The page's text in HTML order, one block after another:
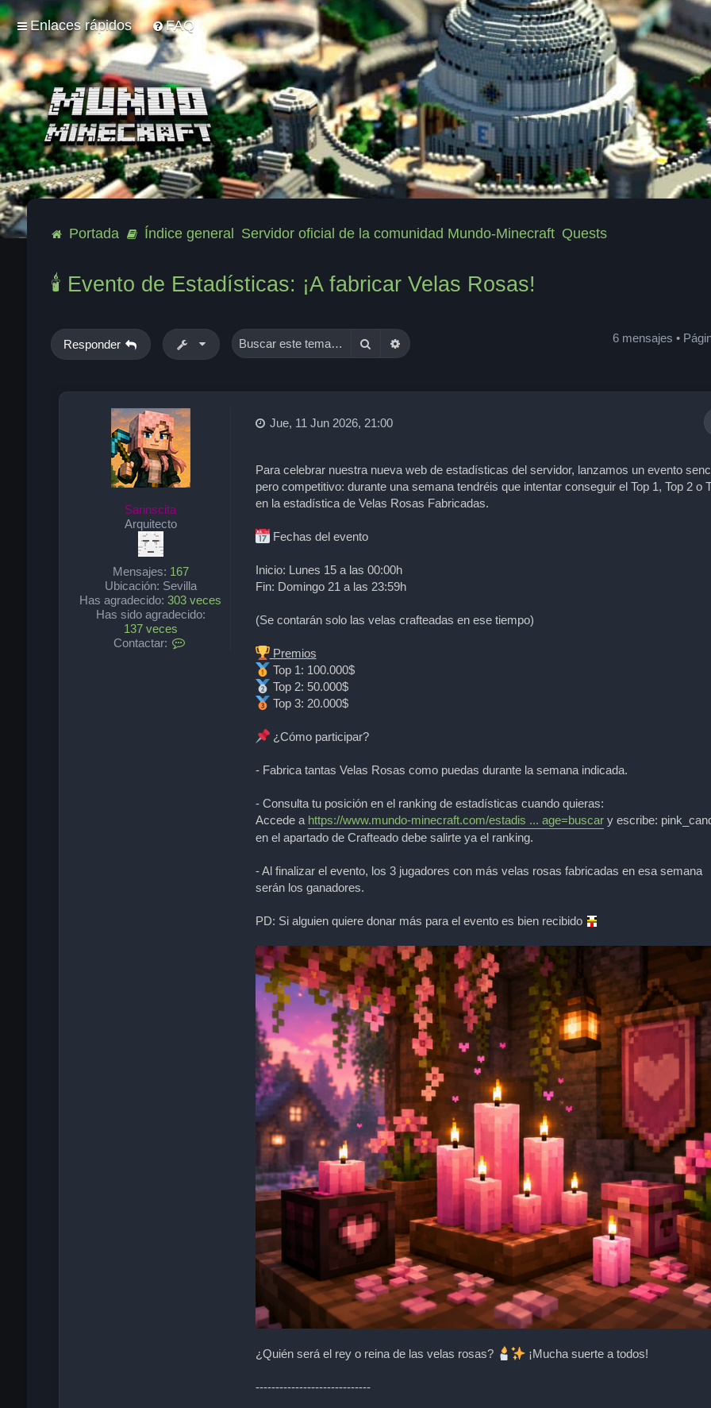
Enlaces rápidos FAQ
Portada Índice general Servidor oficial de la comunidad Mundo-Minecraft Quests
🕯️ Evento de Estadísticas: ¡A fabricar Velas Rosas!
Responder Buscar Búsqueda avanzada 6 mensajes •
Sarinscita
Arquitecto
Mensajes: 167
Ubicación: Sevilla
Has agradecido: 303 veces
Has sido agradecido:
137 veces
Contactar:
Jue, 11 Jun 2026, 21:00
Para celebrar nuestra nueva web de estadísticas del servidor, lanzamos un evento
pero competitivo: durante una semana tendréis que intentar conseguir el Top 1, Top 2 o
en la estadística de Velas Rosas Fabricadas.
Fechas del evento
Inicio: Lunes 15 a las 00:00h
Fin: Domingo 21 a las 23:59h
(Se contarán solo las velas crafteadas en ese tiempo)
Premios
Top 1: 100.000$
Top 2: 50.000$
Top 3: 20.000$
¿Cómo participar?
- Fabrica tantas Velas Rosas como puedas durante la semana indicada.
- Consulta tu posición en el ranking de estadísticas cuando quieras:
Accede a https://www.mundo-minecraft.com/estadis ... age=buscary escribe:
en el apartado de Crafteado debe salirte ya el ranking.
- Al finalizar el evento, los 3 jugadores con más velas rosas fabricadas en esa semana
serán los ganadores.
PD: Si alguien quiere donar más para el evento es bien recibido
¿Quién será el rey o reina de las velas rosas? ¡Mucha suerte a todos!
-----------------------------